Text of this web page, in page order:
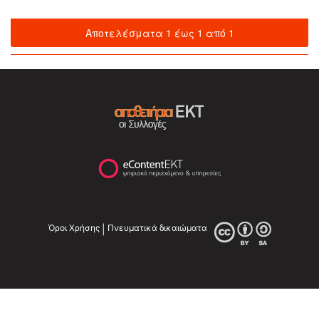
Αποτελέσματα 1 έως 1 από 1